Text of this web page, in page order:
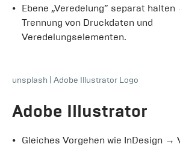
Ebene „Veredelung“ separat
Trennung von Druckdaten und
Veredelungselementen.
unsplash Adobe Illustrator Logo
Adobe Illustrator
Gleiches Vorgehen wie InDesign →